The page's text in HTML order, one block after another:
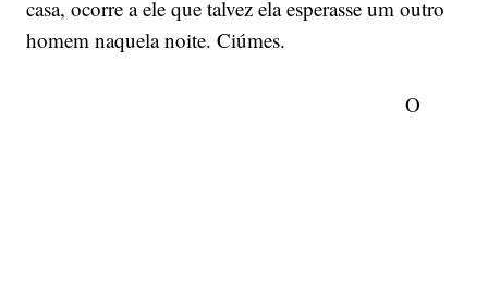
casa, ocorre a ele que talvez ela esperasse um outro
homem naquela noite. Ciúmes.
O